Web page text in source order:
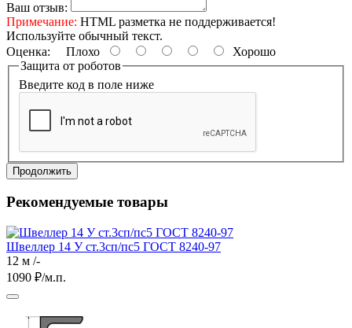
Ваш отзыв:
Примечание: HTML разметка не поддерживается!
Используйте обычный текст.
Оценка: Плохо
Хорошо
Защита от роботов
Введите код в поле ниже
Продолжить
Рекомендуемые товары
Швеллер 14 У ст.3сп/пс5 ГОСТ 8240-97
12 м /-
1090 ₽/м.п.